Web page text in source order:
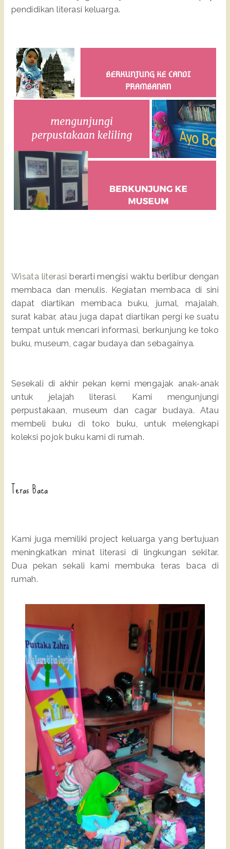
pendidikan literasi keluarga.
Wisata literasi berarti mengisi waktu berlibur dengan
membaca dan menulis. Kegiatan membaca di sini
dapat diartikan membaca buku, jurnal, majalah,
surat kabar, atau juga dapat diartikan pergi ke suatu
tempat untuk mencari informasi, berkunjung ke toko
buku, museum, cagar budaya dan sebagainya.
Sesekali di akhir pekan kemi mengajak anak-anak
untuk jelajah literasi. Kami mengunjungi
perpustakaan, museum dan cagar budaya. Atau
membeli buku di toko buku, untuk melengkapi
koleksi pojok buku kami di rumah.
Teras Baca
Kami juga memiliki project keluarga yang bertujuan
meningkatkan minat literasi di lingkungan sekitar.
Dua pekan sekali kami membuka teras baca di
rumah.